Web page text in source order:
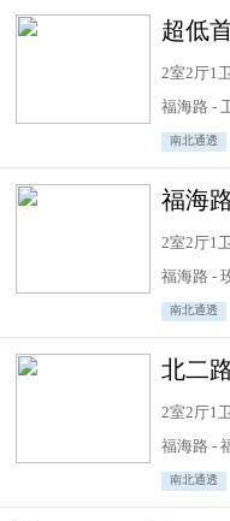
2室2厅1
福海路 -
南北通透
福海
2室2厅1
福海路 -
南北通透
北二
2室2厅1
福海路 -
南北通透